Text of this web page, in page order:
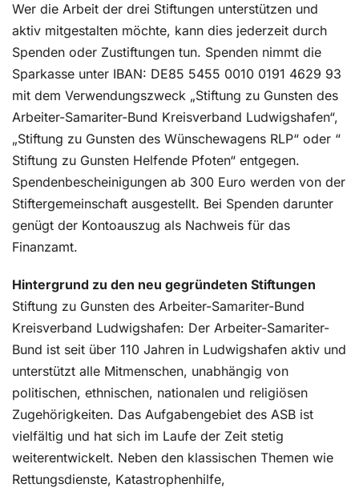
Wer die Arbeit der drei Stiftungen unterstützen und
aktiv mitgestalten möchte, kann dies jederzeit durch
Spenden oder Zustiftungen tun. Spenden nimmt die
Sparkasse unter IBAN: DE85 5455 0010 0191 4629 93
mit dem Verwendungszweck „Stiftung zu Gunsten des
Arbeiter-Samariter-Bund Kreisverband Ludwigshafen“,
„Stiftung zu Gunsten des Wünschewagens RLP“ oder “
Stiftung zu Gunsten Helfende Pfoten“ entgegen.
Spendenbescheinigungen ab 300 Euro werden von der
Stiftergemeinschaft ausgestellt. Bei Spenden darunter
genügt der Kontoauszug als Nachweis für das
Finanzamt.
Hintergrund zu den neu gegründeten Stiftungen
Stiftung zu Gunsten des Arbeiter-Samariter-Bund
Kreisverband Ludwigshafen: Der Arbeiter-Samariter-
Bund ist seit über 110 Jahren in Ludwigshafen aktiv und
unterstützt alle Mitmenschen, unabhängig von
politischen, ethnischen, nationalen und religiösen
Zugehörigkeiten. Das Aufgabengebiet des ASB ist
vielfältig und hat sich im Laufe der Zeit stetig
weiterentwickelt. Neben den klassischen Themen wie
Rettungsdienste, Katastrophenhilfe,